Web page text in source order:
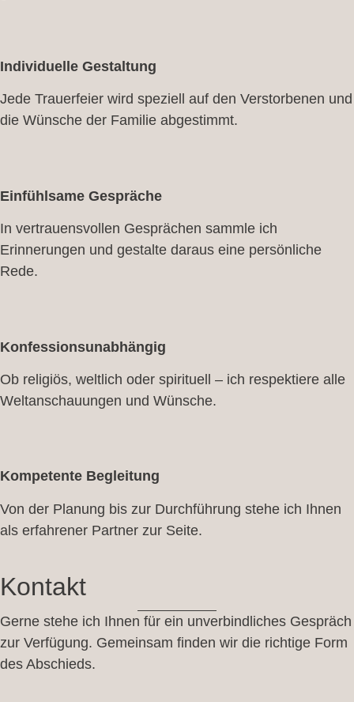
Individuelle Gestaltung
Jede Trauerfeier wird speziell auf den Verstorbenen und
die Wünsche der Familie abgestimmt.
Einfühlsame Gespräche
In vertrauensvollen Gesprächen sammle ich
Erinnerungen und gestalte daraus eine persönliche
Rede.
Konfessionsunabhängig
Ob religiös, weltlich oder spirituell – ich respektiere alle
Weltanschauungen und Wünsche.
Kompetente Begleitung
Von der Planung bis zur Durchführung stehe ich Ihnen
als erfahrener Partner zur Seite.
Kontakt
Gerne stehe ich Ihnen für ein unverbindliches Gespräch
zur Verfügung. Gemeinsam finden wir die richtige Form
des Abschieds.